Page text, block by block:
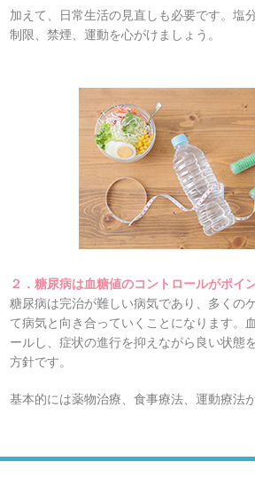
加えて、日常生活の見直しも必要です。塩
制限、禁煙、運動を心がけましょう。
２．糖尿病は血糖値のコントロールがポイ
糖尿病は完治が難しい病気であり、多くの
て病気と向き合っていくことになります。
ールし、症状の進行を抑えながら良い状態
方針です。
基本的には薬物治療、食事療法、運動療法